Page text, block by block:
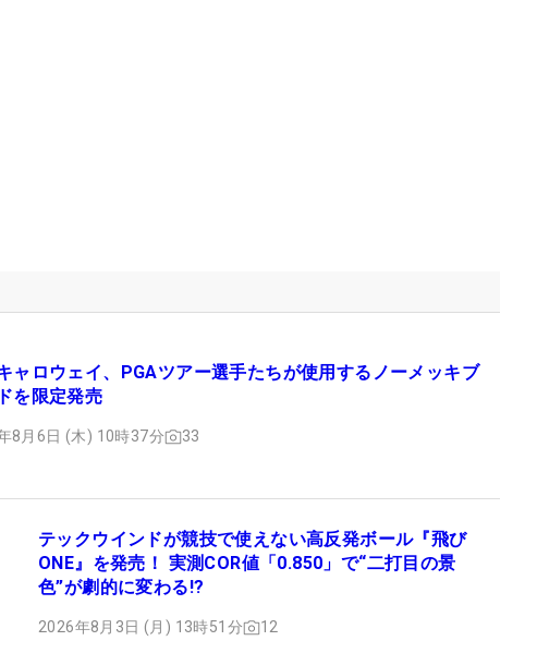
ャロウェイ、PGAツアー選手たちが使用するノーメッキブ
を限定発売
8月6日 (木) 10時37分 33
テックウインドが競技で使えない高反発ボール『飛び
ONE』を発売！ 実測COR値「0.850」で“二打目の景
色”が劇的に変わる!?
2026年8月3日 (月) 13時51分 12